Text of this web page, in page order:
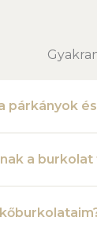
párkányok
a